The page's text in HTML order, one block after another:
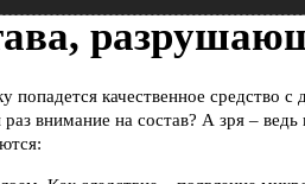
качественное средство
внимание на состав? А зря –